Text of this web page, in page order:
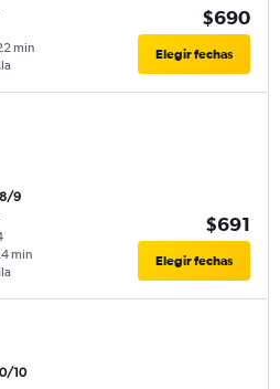
min
$690
Elegir fechas
9
min
$691
Elegir fechas
10